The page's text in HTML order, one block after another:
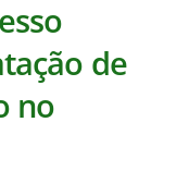
de
no